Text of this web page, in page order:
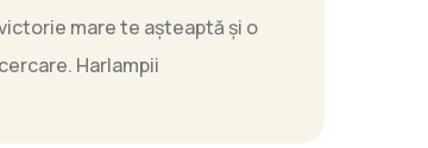
mare te aşteaptă şi o
Harlampii